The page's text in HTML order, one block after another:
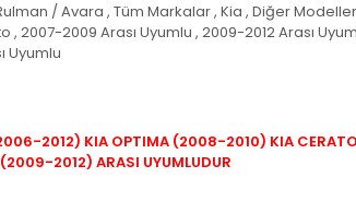
/ Avara ,Tüm Markalar,Kia ,Diğer Modeller
,2007-2009 Arası Uyumlu ,2009-2012 Arası
Uyumlu
2012) KIA OPTIMA (2008-2010) KIA
2012) ARASI UYUMLUDUR